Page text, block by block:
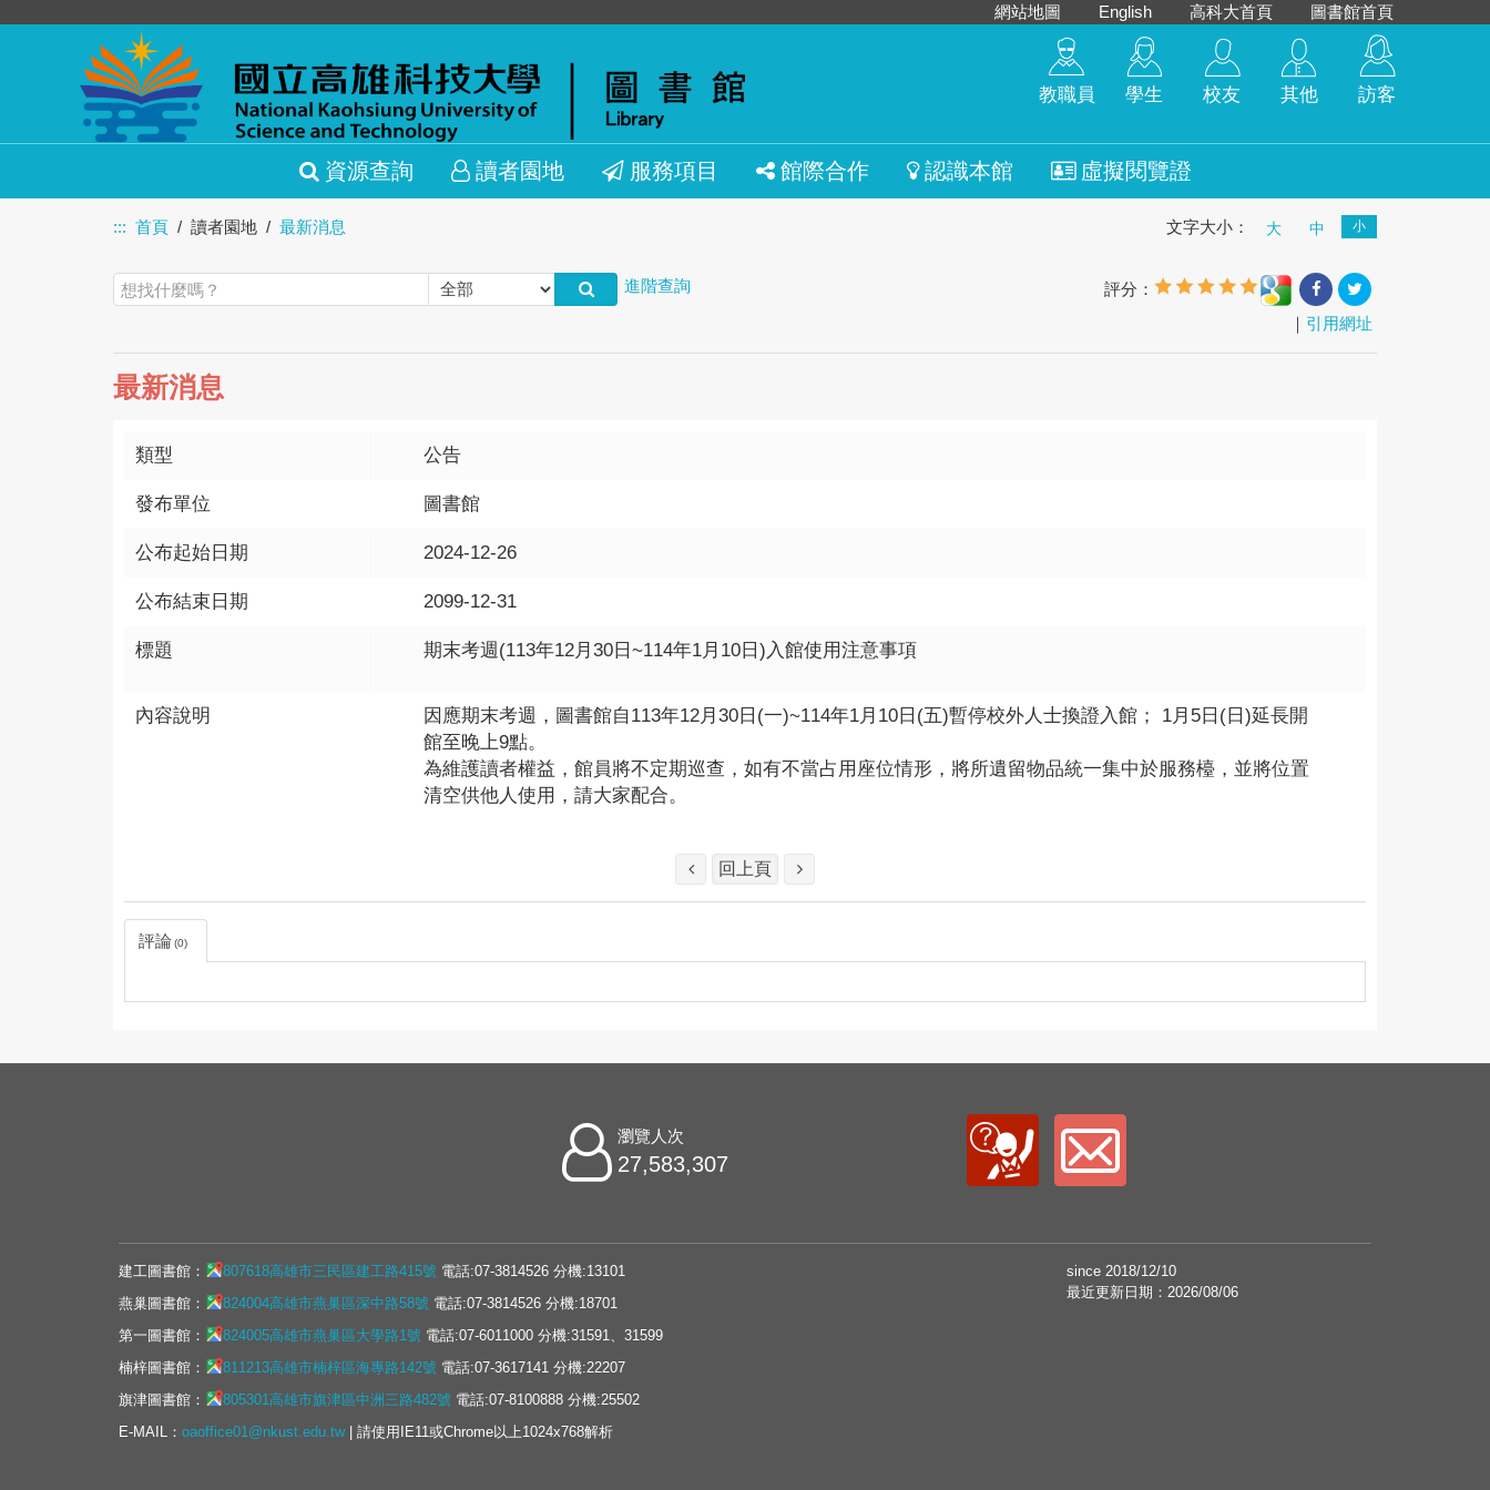
網站地圖 English 高科大首頁 圖書館首頁
教職員 學生 校友 其他 訪客
資源查詢 讀者園地 服務項目 館際合作 認識本館 虛擬閱覽證
::: 首頁 讀者園地 最新消息 文字大小： 大 中 小
進階查詢
評分：
｜ 引用網址
最新消息
類型 公告
發布單位 圖書館
公布起始日期 2024-12-26
公布結束日期 2099-12-31
標題 期末考週(113年12月30日~114年1月10日)入館使用注意事項
內容說明
因應期末考週，圖書館自113年12月30日(一)~114年1月10日(五)暫停校外人士換證入館； 1月5日(日)延長開
館至晚上9點。
為維護讀者權益，館員將不定期巡查，如有不當占用座位情形，將所遺留物品統一集中於服務檯，並將位置
清空供他人使用，請大家配合。
回上頁
評論 0
瀏覽人次
27,583,307
建工圖書館： 807618高雄市三民區建工路415號 電話:07-3814526 分機:13101
燕巢圖書館：
824004高雄市燕巢區深中路58號 電話:07-3814526 分機:18701
第一圖書館：
824005高雄市燕巢區大學路1號 電話:07-6011000 分機:31591、31599
楠梓圖書館：
811213高雄市楠梓區海專路142號 電話:07-3617141 分機:22207
旗津圖書館：
805301高雄市旗津區中洲三路482號 電話:07-8100888 分機:25502
E-MAIL： oaoffice01@nkust.edu.tw| 請使用IE11或Chrome以上1024x768解析
since 2018/12/10
最近更新日期：2026/08/06